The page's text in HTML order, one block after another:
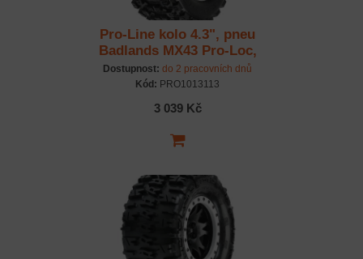
Pro-Line kolo 4.3", pneu
Badlands MX43 Pro-Loc,
disk Impulse H24mm
černo-šedý (2) (X-Maxx)
Dostupnost: do 2 pracovních dnů
Kód: PRO1013113
3 039 Kč